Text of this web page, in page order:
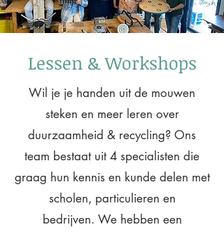
Lessen & Workshops
Wil je je handen uit de mouwen
steken en meer leren over
duurzaamheid & recycling? Ons
team bestaat uit 4 specialisten die
graag hun kennis en kunde delen met
scholen, particulieren en
bedrijven. We hebben een